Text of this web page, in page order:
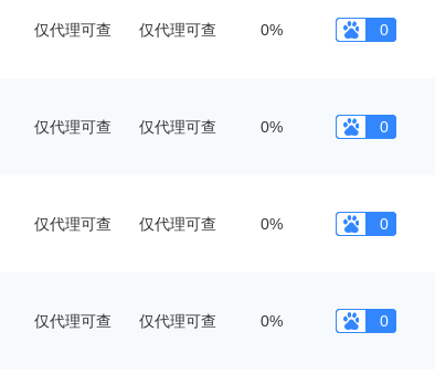
仅代理可查 仅代理可查 0% 0
仅代理可查 仅代理可查 0% 0
仅代理可查 仅代理可查 0% 0
仅代理可查 仅代理可查 0% 0